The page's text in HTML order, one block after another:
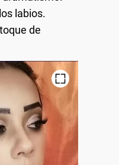
labios.
de